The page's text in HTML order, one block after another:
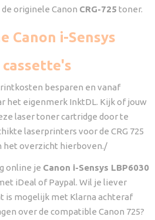
originele Canon CRG-725 toner.
Canon i-Sensys
besparen en vanaf
het eigenmerk InktDL. Kijk of jouw
laser toner cartridge door te
laserprinters voor de CRG 725
het overzicht hierboven./
online je Canon i-Sensys LBP6030
iDeal of Paypal. Wil je liever
is mogelijk met Klarna achteraf
over de compatible Canon 725?